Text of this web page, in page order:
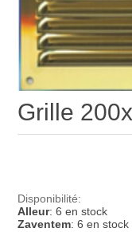
Grille
Disponibilité:
Alleur: 6 en stock
Zaventem: 6 en stock